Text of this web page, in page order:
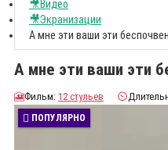
🎥Видео
🎥Экранизации
А мне эти ваши эти
А мне эти ваши эти
🎦Фильм: 12 стульев ⏲️
ПОПУЛЯРНО